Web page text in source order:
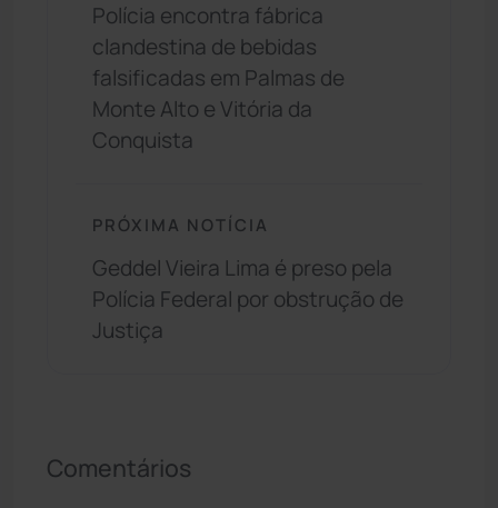
Polícia encontra fábrica
clandestina de bebidas
falsificadas em Palmas de
Monte Alto e Vitória da
Conquista
PRÓXIMA NOTÍCIA
Geddel Vieira Lima é preso pela
Polícia Federal por obstrução de
Justiça
Comentários